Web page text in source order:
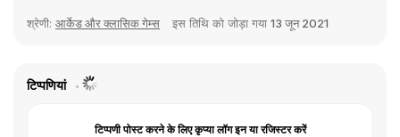
श्रेणी: आर्केड और क्लासिक गेम्स इस तिथि को जोड़ा गया 13 जून 2021
टिप्पणियां
टिप्पणी पोस्ट करने के लिए कृप्या लॉग इन या रजिस्टर करें